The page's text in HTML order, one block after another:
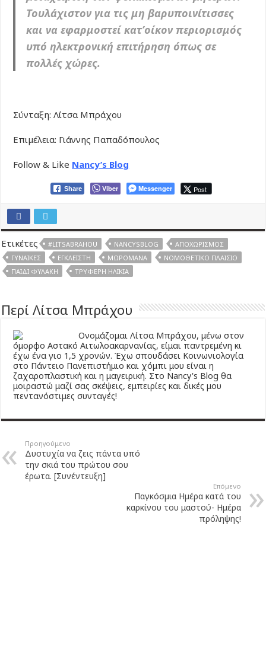
Τουλάχιστον για τις μη βαρυποινίτισσες
και να εφαρμοστεί κατ’οίκον περιορισμός
υπό ηλεκτρονική επιτήρηση όπως σε
πολλές χώρες.
Σύνταξη: Λίτσα Μπράχου
Επιμέλεια: Γιάννης Παπαδόπουλος
Follow & Like Nancy’s Blog
Share Viber Messenger Post
Ετικέτες #LITSABRAHOU NANCYSBLOG
ΑΠΟΧΩΡΙΣΜΌΣ
ΓΥΝΑΊΚΕΣ
ΈΓΚΛΕΙΣΤΗ ΜΩΡΟΜΆΝΑ
ΝΟΜΟΘΕΤΙΚΌ ΠΛΑΊΣΙΟ
ΠΑΙΔΊ ΦΥΛΑΚΉ
ΤΡΥΦΕΡΉ ΗΛΙΚΊΑ
Περί Λίτσα Μπράχου
Ονομάζομαι Λίτσα Μπράχου, μένω στον
όμορφο Αστακό Αιτωλοακαρνανίας, είμαι παντρεμένη κι
έχω ένα γιο 1,5 χρονών. Έχω σπουδάσει Κοινωνιολογία
στο Πάντειο Πανεπιστήμιο και χόμπι μου είναι η
ζαχαροπλαστική και η μαγειρική. Στο Nancy's Blog θα
μοιραστώ μαζί σας σκέψεις, εμπειρίες και δικές μου
πεντανόστιμες συνταγές!
Προηγούμενο
Δυστυχία να ζεις πάντα υπό
την σκιά του πρώτου σου
έρωτα. [Συνέντευξη]
Επόμενο
Παγκόσμια Ημέρα κατά του
καρκίνου του μαστού- Ημέρα
πρόληψης!